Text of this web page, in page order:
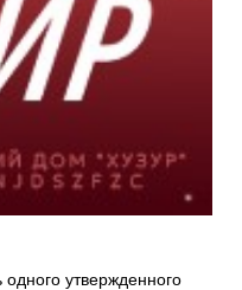
утвержденного